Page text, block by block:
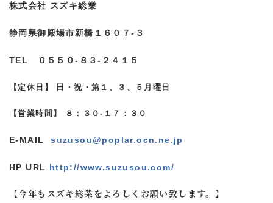
株式会社 スズキ総業
静岡県御殿場市新橋１６０７-３
TEL ０５５０-８３-２４１５
【定休日】 日・祝・第１、３、５月曜日
【営業時間】 ８：３０-１７：３０
E-MAILsuzusou@poplar.ocn.ne.jp
HP URL http://www.suzusou.com/
【今年もスズキ総業をよろしくお願い致します。】